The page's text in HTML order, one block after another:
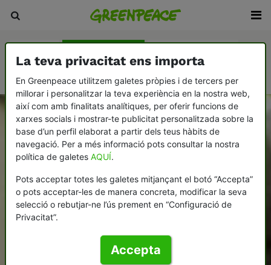
La teva privacitat ens importa
En Greenpeace utilitzem galetes pròpies i de tercers per
millorar i personalitzar la teva experiència en la nostra web,
així com amb finalitats analítiques, per oferir funcions de
xarxes socials i mostrar-te publicitat personalitzada sobre la
base d’un perfil elaborat a partir dels teus hàbits de
navegació. Per a més informació pots consultar la nostra
política de galetes AQUÍ.
Pots acceptar totes les galetes mitjançant el botó “Accepta”
o pots acceptar-les de manera concreta, modificar la seva
selecció o rebutjar-ne l’ús prement en “Configuració de
Privacitat”.
Accepta